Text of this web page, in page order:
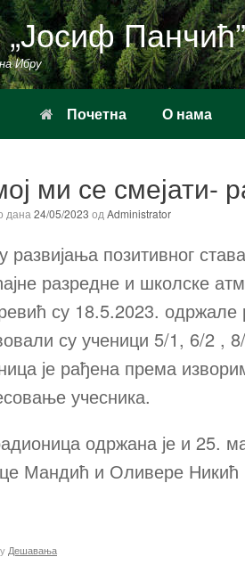
Панчић”
Ибру
Почетна О нама
ми се смејати-
дана 24/05/2023 од Administrator
развијања позитивног
разредне и школске
су 18.5.2023. одржале
су ученици 5/1, 6/2 ,
је рађена према
учесника.
одржана је и 25.
Мандић и Оливере Никић
Дешавања